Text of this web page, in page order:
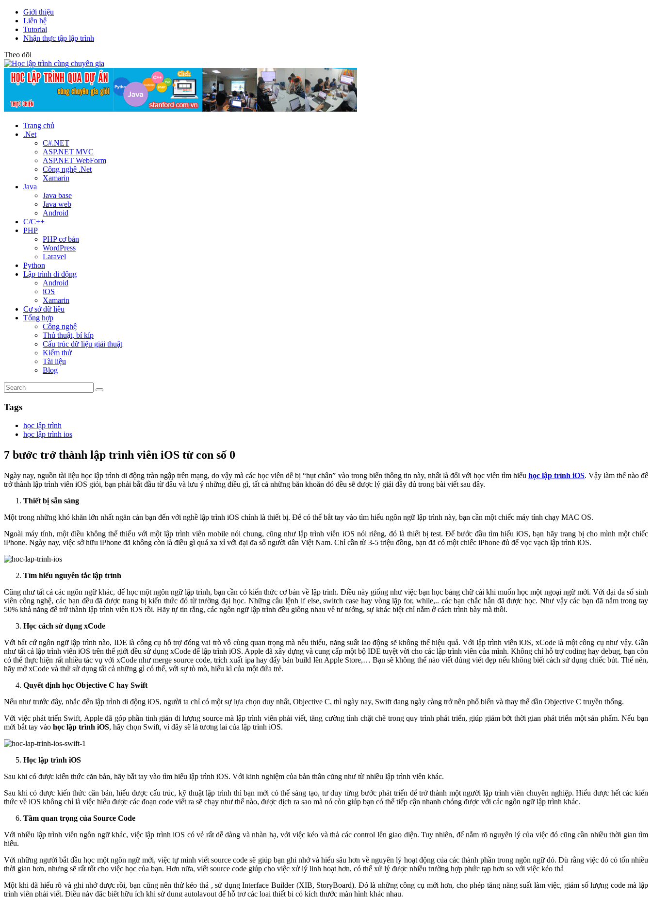
Giới thiệu
Liên hệ
Tutorial
Nhận thực tập lập trình
Theo dõi
Trang chủ
.Net
C#.NET
ASP.NET MVC
ASP.NET WebForm
Công nghệ .Net
Xamarin
Java
Java base
Java web
Android
C/C++
PHP
PHP cơ bản
WordPress
Laravel
Python
Lập trình di động
Android
iOS
Xamarin
Cơ sở dữ liệu
Tổng hợp
Công nghệ
Thủ thuật, bí kíp
Cấu trúc dữ liệu giải thuật
Kiểm thử
Tài liệu
Blog
Tags
học lập trình
học lập trình ios
7 bước trở thành lập trình viên iOS từ con số 0
Ngày nay, nguồn tài liệu học lập trình di động tràn ngập trên mạng, do vậy mà các học viên dễ bị “hụt chân” vào trong biển thông tin này, nhất là đối với học viên tìm hiểu học lập trình iOS. Vậy làm thế nào để
trở thành lập trình viên iOS giỏi, bạn phải bắt đầu từ đâu và lưu ý những điều gì, tất cả những băn khoăn đó đều sẽ được lý giải đầy đủ trong bài viết sau đây.
Thiết bị sẵn sàng
Một trong những khó khăn lớn nhất ngăn cản bạn đến với nghề lập trình iOS chính là thiết bị. Để có thể bắt tay vào tìm hiểu ngôn ngữ lập trình này, bạn cần một chiếc máy tính chạy MAC OS.
Ngoài máy tính, một điều không thể thiếu với một lập trình viên mobile nói chung, cũng như lập trình viên iOS nói riêng, đó là thiết bị test. Để bước đầu tìm hiểu iOS, bạn hãy trang bị cho mình một chiếc
iPhone. Ngày nay, việc sở hữu iPhone đã không còn là điều gì quá xa xỉ với đại đa số người dân Việt Nam. Chỉ cần từ 3-5 triệu đồng, bạn đã có một chiếc iPhone đủ để vọc vạch lập trình iOS.
Tìm hiểu nguyên tắc lập trình
Cũng như tất cả các ngôn ngữ khác, để học một ngôn ngữ lập trình, bạn cần có kiến thức cơ bản về lập trình. Điều này giống như việc bạn học bảng chữ cái khi muốn học một ngoại ngữ mới. Với đại đa số sinh
viên công nghệ, các bạn đều đã được trang bị kiến thức đó từ trường đại học. Những câu lệnh if else, switch case hay vòng lặp for, while,.. các bạn chắc hẳn đã được học. Như vậy các bạn đã nắm trong tay
50% khả năng để trở thành lập trình viên iOS rồi. Hãy tự tin rằng, các ngôn ngữ lập trình đều giống nhau về tư tưởng, sự khác biệt chỉ nằm ở cách trình bày mà thôi.
Học cách sử dụng xCode
Với bất cứ ngôn ngữ lập trình nào, IDE là công cụ hỗ trợ đóng vai trò vô cùng quan trọng mà nếu thiếu, năng suất lao động sẽ không thể hiệu quả. Với lập trình viên iOS, xCode là một công cụ như vậy. Gần
như tất cả lập trình viên iOS trên thế giới đều sử dụng xCode để lập trình iOS. Apple đã xây dựng và cung cấp một bộ IDE tuyệt vời cho các lập trình viên của mình. Không chỉ hỗ trợ coding hay debug, bạn còn
có thể thực hiện rất nhiều tác vụ với xCode như merge source code, trích xuất ipa hay đẩy bản build lên Apple Store,… Bạn sẽ không thể nào viết đúng viết đẹp nếu không biết cách sử dụng chiếc bút. Thế nên,
hãy mở xCode và thử sử dụng tất cả những gì có thể, với sự tò mò, hiếu kì của một đứa trẻ.
Quyết định học Objective C hay Swift
Nếu như trước đây, nhắc đến lập trình di động iOS, người ta chỉ có một sự lựa chọn duy nhất, Objective C, thì ngày nay, Swift đang ngày càng trở nên phổ biến và thay thế dần Objective C truyền thống.
Với việc phát triển Swift, Apple đã góp phần tinh giản đi lượng source mà lập trình viên phải viết, tăng cường tính chặt chẽ trong quy trình phát triển, giúp giảm bớt thời gian phát triển một sản phẩm. Nếu bạn
mới bắt tay vào học lập trình iOS, hãy chọn Swift, vì đây sẽ là tương lai của lập trình iOS.
Học lập trình iOS
Sau khi có được kiến thức căn bản, hãy bắt tay vào tìm hiểu lập trình iOS. Với kinh nghiệm của bản thân cũng như từ nhiều lập trình viên khác.
Sau khi có được kiến thức căn bản, hiểu được cấu trúc, kỹ thuật lập trình thì bạn mới có thể sáng tạo, tư duy từng bước phát triển để trở thành một người lập trình viên chuyên nghiệp. Hiểu được hết các kiến
thức về iOS không chỉ là việc hiểu được các đoạn code viết ra sẽ chạy như thế nào, được dịch ra sao mà nó còn giúp bạn có thể tiếp cận nhanh chóng được với các ngôn ngữ lập trình khác.
Tầm quan trọng của Source Code
Với nhiều lập trình viên ngôn ngữ khác, việc lập trình iOS có vẻ rất dễ dàng và nhàn hạ, với việc kéo và thả các control lên giao diện. Tuy nhiên, để nắm rõ nguyên lý của việc đó cũng cần nhiều thời gian tìm
hiểu.
Với những người bắt đầu học một ngôn ngữ mới, việc tự mình viết source code sẽ giúp bạn ghi nhớ và hiểu sâu hơn về nguyên lý hoạt động của các thành phần trong ngôn ngữ đó. Dù rằng việc đó có tốn nhiều
thời gian hơn, nhưng sẽ rất tốt cho việc học của bạn. Hơn nữa, viết source code giúp cho việc xử lý linh hoạt hơn, có thể xử lý được nhiều trường hợp phức tạp hơn so với việc kéo thả
Một khi đã hiểu rõ và ghi nhớ được rồi, bạn cũng nên thử kéo thả , sử dụng Interface Builder (XIB, StoryBoard). Đó là những công cụ mới hơn, cho phép tăng năng suất làm việc, giảm số lượng code mà lập
trình viên phải viết. Điều này đặc biệt hữu ích khi sử dụng autolayout để hỗ trợ các loại thiết bị có kích thước màn hình khác nhau.